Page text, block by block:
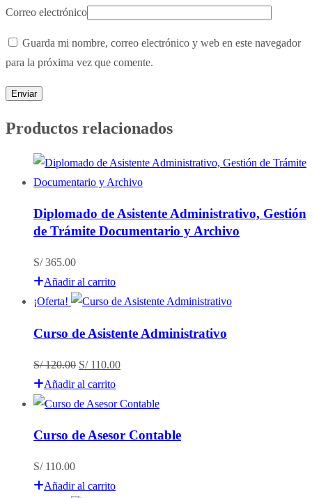
Correo electrónico
Guarda mi nombre, correo electrónico y web en este navegador
para la próxima vez que comente.
Productos relacionados
Diplomado de Asistente Administrativo, Gestión
de Trámite Documentario y Archivo
S/365.00
Añadir al carrito
¡Oferta!
Curso de Asistente Administrativo
S/120.00 El
precio
original
S/ 120.00.
S/110.00El
actual
S/ 110.00.
Añadir al carrito
Curso de Asesor Contable
S/110.00
Añadir al carrito